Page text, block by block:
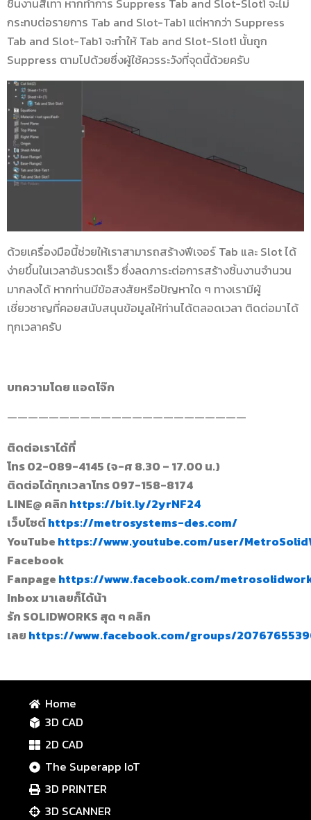
กระทบต่อรายการ Tab and Slot-Tab1 แต่หากว่า Suppress
Tab and Slot-Tab1 จะทำให้ Tab and Slot-Slot1 นั้นถูก
Suppress ตามไปด้วยซึ่งผู้ใช้ควรระวังที่จุดนี้ด้วยครับ
ด้วยเครื่องมือนี้ช่วยให้เราสามารถสร้างฟีเจอร์ Tab และ Slot ได้
ง่ายขึ้นในเวลาอันรวดเร็ว ซึ่งลดภาระต่อการสร้างชิ้นงานจำนวน
มากลงได้ หากท่านมีข้อสงสัยหรือปัญหาใด ๆ ทางเรามีผู้
เชี่ยวชาญที่คอยสนับสนุนข้อมูลให้ท่านได้ตลอดเวลา ติดต่อมาได้
ทุกเวลาครับ
บทความโดย แอดโจ๊ก
———————————————————————
ติดต่อเราได้ที่
โทร 02-089-4145 (จ-ศ 8.30 – 17.00 น.)
ติดต่อได้ทุกเวลาโทร 097-158-8174
LINE@ คลิก https://bit.ly/2yrNF24
เว็บไซต์https://metrosystems-des.com/
YouTube https://www.youtube.com/user/
Facebook
Fanpage https://www.facebook.com/
Inbox มาเลยก็ได้น้า
รัก SOLIDWORKS สุด ๆ คลิก
เลย https://www.facebook.com/groups/
Home
3D CAD
2D CAD
The Superapp IoT
3D PRINTER
3D SCANNER